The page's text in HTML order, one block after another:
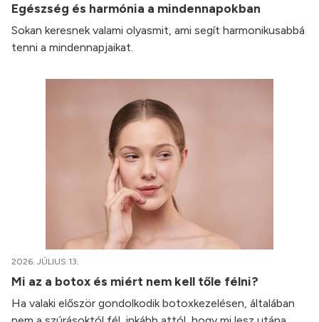
Egészség és harmónia a mindennapokban
Sokan keresnek valami olyasmit, ami segít harmonikusabbá
tenni a mindennapjaikat.
2026. JÚLIUS 13.
Mi az a botox és miért nem kell tőle félni?
Ha valaki először gondolkodik botoxkezelésen, általában